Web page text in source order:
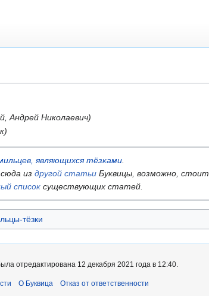
Андрей Николаевич)
являющихся тёзками
из другой статьи Буквицы, возможно, стоит
список существующих статей.
тёзки
отредактирована 12 декабря 2021 года в 12:40.
О Буквица Отказ от ответственности